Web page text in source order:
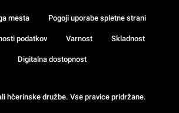
hčerinske družbe. Vse pravice pridržane.
mesta Pogoji uporabe spletne strani
podatkov Varnost Skladnost
Digitalna dostopnost